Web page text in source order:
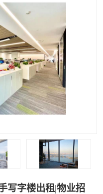
写字楼出租|物业招
深圳湾科技生态园
宝安中心区
福田车公庙
南山南油
罗湖区
石岩